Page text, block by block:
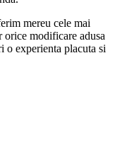
mereu cele mai
modificare adusa
o experienta placuta si